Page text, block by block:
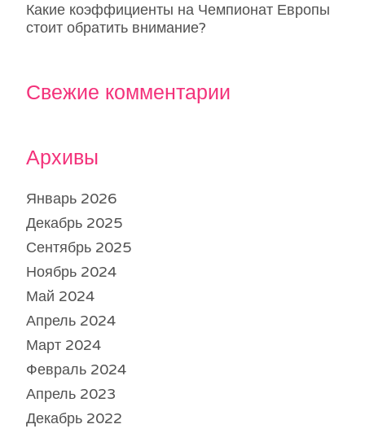
Какие коэффициенты на Чемпионат Европы
стоит обратить внимание?
Свежие комментарии
Архивы
Январь 2026
Декабрь 2025
Сентябрь 2025
Ноябрь 2024
Май 2024
Апрель 2024
Март 2024
Февраль 2024
Апрель 2023
Декабрь 2022